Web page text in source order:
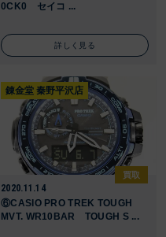
0CK0 セイコ ...
詳しく見る
錬金堂 秦野平沢店
買取
2020.11.14
⑥CASIO PRO TREK TOUGH
MVT. WR10BAR TOUGH S ...